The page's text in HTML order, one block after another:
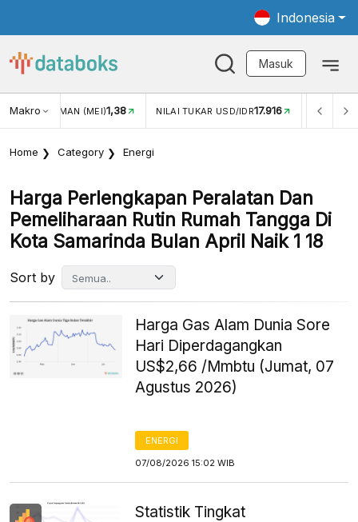
Indonesia
Masuk
Makro
1,38 NILAI TUKAR USD/IDR 17.916 INFLASI YOY (JUL) 2,88%
Home Category Energi
Harga Perlengkapan Peralatan Dan
Pemeliharaan Rutin Rumah Tangga Di
Kota Samarinda Bulan April Naik 1 18
Sort by
Harga Gas Alam Dunia Sore
Hari Diperdagangkan
US$2,66 /Mmbtu (Jumat, 07
Agustus 2026)
ENERGI
07/08/2026 15:02 WIB
Statistik Tingkat